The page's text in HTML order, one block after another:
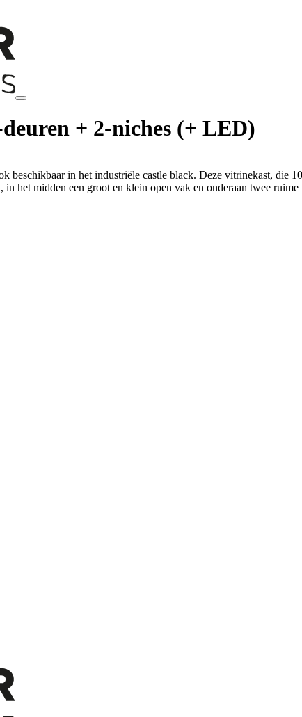
+ 2-niches (+ LED)
in het industriële castle black. Deze vitrinekast, die
het midden een groot en klein open vak en onderaan twee